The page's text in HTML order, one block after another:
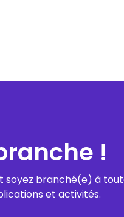
!
branché(e) à
et activités.